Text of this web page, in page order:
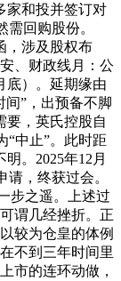
家和投并签订对
需回购股份。
，涉及股权布
、财政线月：公
底）。延期缘由
间”，出预备不脚
要，英氏控股自
“中止”。此时距
。2025年12月
，终获过会。
步之遥。上述过
谓几经挫折。正
较为仓皇的体例
不到三年时间里
市的连环动做，